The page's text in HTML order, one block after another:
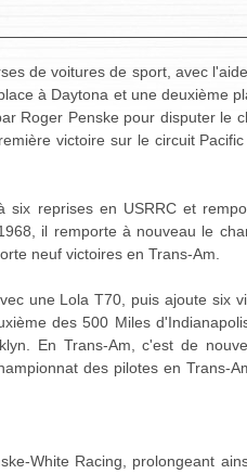
de voitures de sport, avec
à Daytona et une deuxième
Roger Penske pour disputer le
victoire sur le circuit Pacific
reprises en USRRC et
il remporte à nouveau le
neuf victoires en Trans-Am.
une Lola T70, puis ajoute six
des 500 Miles
En Trans-Am, c'est de
des pilotes en Trans-
White Racing, prolongeant